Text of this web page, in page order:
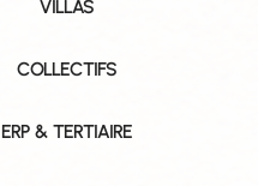
VILLAS
COLLECTIFS
ERP & TERTIAIRE